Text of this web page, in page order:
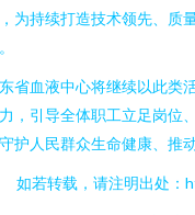
为持续打造技术领先、质
省血液中心将继续以此类
，引导全体职工立足岗位
护人民群众生命健康、推
如若转载，请注明出处